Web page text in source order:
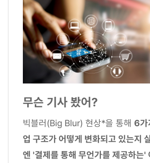
무슨 기사 봤어?
빅블러(Big Blur) 현상*을 통해 6가
업 구조가 어떻게 변화되고 있는지
엔 '결제를 통해 무언가를 제공하는'